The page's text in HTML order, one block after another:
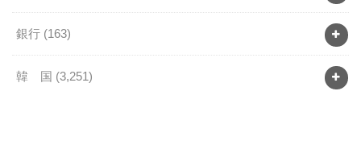
銀行 (163)
韓 国 (3,251)